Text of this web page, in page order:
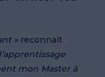
» reconnait
mon Master à